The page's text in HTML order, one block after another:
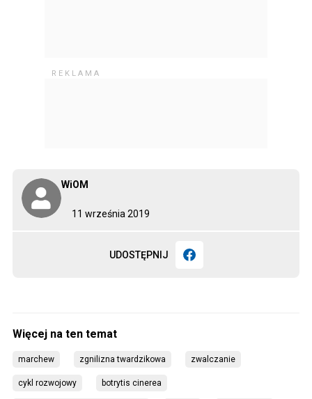
11 września 2019
WiOM
UDOSTĘPNIJ
marchew zgnilizna twardzikowa zwalczanie
cykl rozwojowy botrytis cinerea